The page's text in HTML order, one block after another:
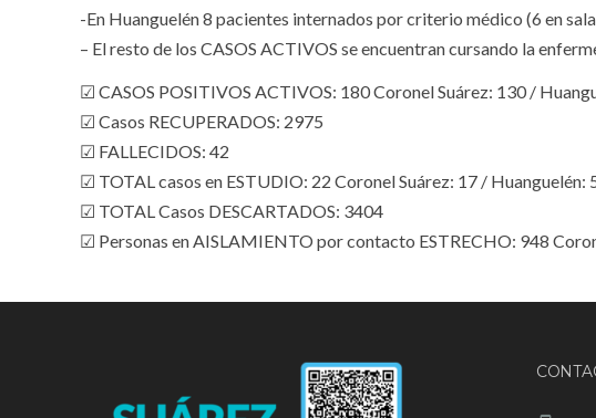
-En Huanguelén 8 pacientes internados por criterio médico (6 en
– El resto de los CASOS ACTIVOS se encuentran cursando la
☑ CASOS POSITIVOS ACTIVOS: 180 Coronel Suárez: 130 /
☑ Casos RECUPERADOS: 2975
☑ FALLECIDOS: 42
☑ TOTAL casos en ESTUDIO: 22 Coronel Suárez: 17 / Huanguelén:
☑ TOTAL Casos DESCARTADOS: 3404
☑ Personas en AISLAMIENTO por contacto ESTRECHO: 948